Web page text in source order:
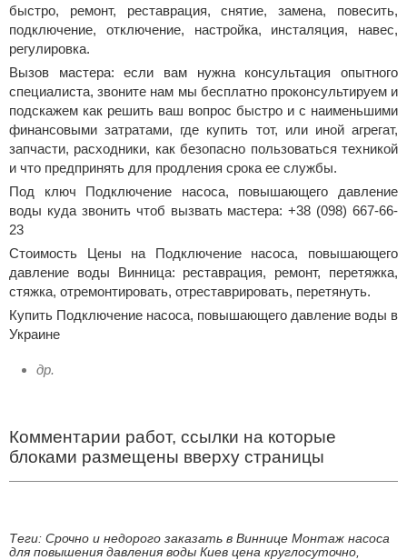
быстро, ремонт, реставрация, снятие, замена, повесить,
подключение, отключение, настройка, инсталяция, навес,
регулировка.
Вызов мастера: если вам нужна консультация опытного
специалиста, звоните нам мы бесплатно проконсультируем и
подскажем как решить ваш вопрос быстро и с наименьшими
финансовыми затратами, где купить тот, или иной агрегат,
запчасти, расходники, как безопасно пользоваться техникой
и что предпринять для продления срока ее службы.
Под ключ Подключение насоса, повышающего давление
воды куда звонить чтоб вызвать мастера: +38 (098) 667-66-
23
Стоимость Цены на Подключение насоса, повышающего
давление воды Винница: реставрация, ремонт, перетяжка,
стяжка, отремонтировать, отреставрировать, перетянуть.
Купить Подключение насоса, повышающего давление воды в
Украине
др.
Комментарии работ, ссылки на которые
блоками размещены вверху страницы
Теги: Срочно и недорого заказать в Виннице Монтаж насоса
для повышения давления воды Киев цена круглосуточно,